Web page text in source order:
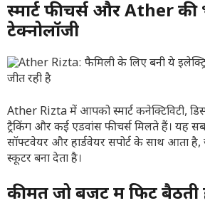
स्मार्ट फीचर्स और Ather
टेक्नोलॉजी
Ather Rizta में आपको स्मार्ट कनेक्टिविटी,
ट्रैकिंग और कई एडवांस फीचर्स मिलते हैं। यह
सॉफ्टवेयर और हार्डवेयर सपोर्ट के साथ आता है,
स्कूटर बना देता है।
कीमत जो बजट में फिट बैठती